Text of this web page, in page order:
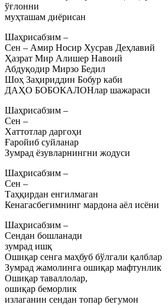
ўғлонни
муҳташам диёрисан
Шаҳрисабзим –
Сен – Амир Носир Хусрав Деҳлавий
Ҳазрат Мир Алишер Навоий
Абдуқодир Мирзо Бедил
Шоҳ Заҳириддин Бобур каби
ДАҲО БОБОКАЛОНлар шажараси
Шаҳрисабзим –
Сен –
Хаттотлар даргоҳи
Ғаройиб суйланар
Зумрад ёзувларнингни жодуси
Шаҳрисабзим –
Сен –
Таҳқирдан енгилмаган
Кенагасбегимнинг мардона аёл исёни
Шаҳрисабзим –
Сендан бошланади
зумрад ишқ
Ошиқар сенга маҳбуб бўлгали қалблар
Зумрад жамолинга ошиқар мафтунлик
Ошиқар таваллолар,
ошиқар беморлик
излаганин сендан топар бегумон